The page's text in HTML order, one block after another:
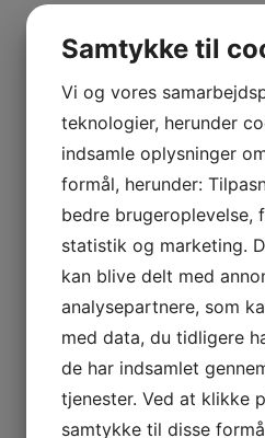
maj 2026
marts 2026
januar 2026
november 2025
september 2025
juli 2025
marts 2025
februar 2025
november 2024
maj 2024
februar 2024
januar 2024
december 2023
november 2023
oktober 2023
september 2023
juli 2023
april 2023
Samtykke til
Vi og vores
teknologier, herunder
indsamle oplysninger
formål, herunder:
bedre brugeroplevelse,
statistik og marketing.
kan blive delt med
analysepartnere, som
med data, du tidligere
de har indsamlet
tjenester. Ved at klikke
samtykke til disse